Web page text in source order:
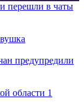
перешли в чаты
предупредили
области 1